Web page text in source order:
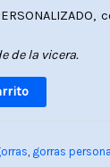
de la vicera.
gorras